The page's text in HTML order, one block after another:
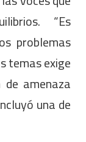
“Es
problemas
temas exige
amenaza
una de